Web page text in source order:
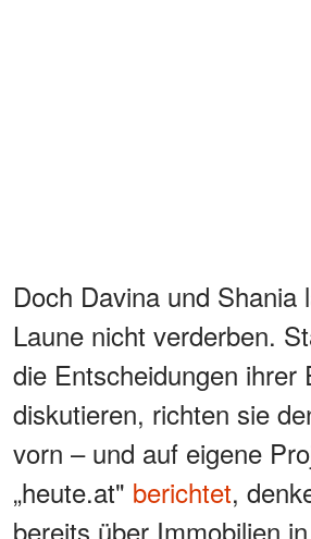
Doch Davina und Shania
Laune nicht verderben.
die Entscheidungen ihrer
diskutieren, richten sie
vorn – und auf eigene
„heute.at" berichtet,
bereits über Immobilien